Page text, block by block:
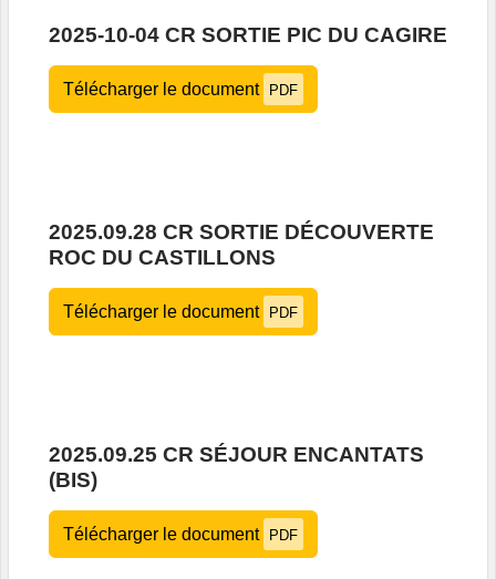
2025-10-04 CR SORTIE PIC DU CAGIRE
Télécharger le document PDF
2025.09.28 CR SORTIE DÉCOUVERTE
ROC DU CASTILLONS
Télécharger le document PDF
2025.09.25 CR SÉJOUR ENCANTATS
(BIS)
Télécharger le document PDF